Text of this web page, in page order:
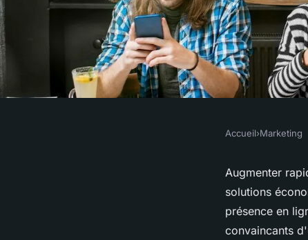
Followers pas
audience
Accueil›Marketing
Augmenter
solutions
présence en
convaincants